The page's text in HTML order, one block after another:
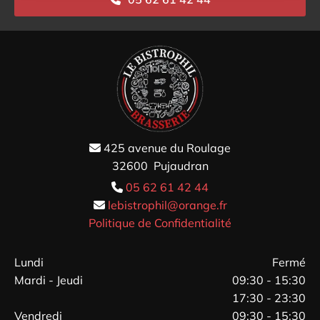
 425 avenue du Roulage
32600 Pujaudran
 05 62 61 42 44
 lebistrophil@orange.fr
Politique de Confidentialité
Lundi
Fermé
Mardi - Jeudi
09:30 - 15:30
17:30 - 23:30
Vendredi
09:30 - 15:30